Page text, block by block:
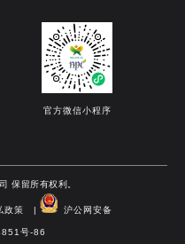
官方微信小程序
保留所有权利。
政策 | 沪公网安备
号-86